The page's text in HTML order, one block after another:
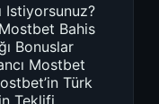
Istiyorsunuz?
Bahis
Bonuslar
Mostbet
Türk
Teklifi